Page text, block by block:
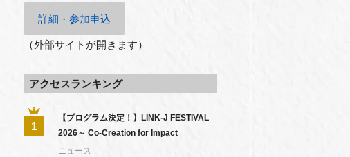
詳細・参加申込
（外部サイトが開きます）
アクセスランキング
1
【プログラム決定！】LINK-J FESTIVAL
2026～ Co-Creation for Impact
ニュース